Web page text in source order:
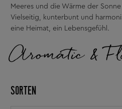
Meeres und die Wärme der
Vielseitig, kunterbunt und
eine Heimat, ein Lebensgefühl.
Aromatic &
SORTEN